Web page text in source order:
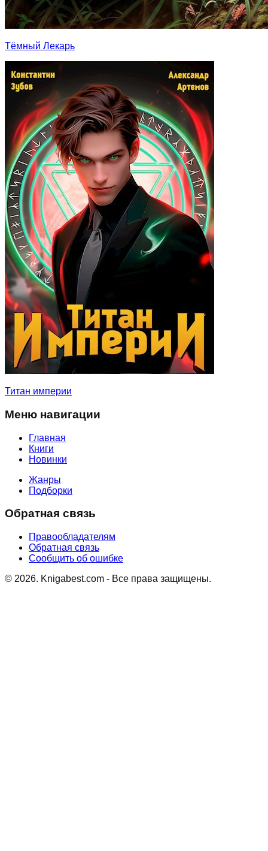
Тёмный Лекарь
Титан империи
Меню навигации
Главная
Книги
Новинки
Жанры
Подборки
Обратная связь
Правообладателям
Обратная связь
Сообщить об ошибке
© 2026. Knigabest.com - Все права защищены.